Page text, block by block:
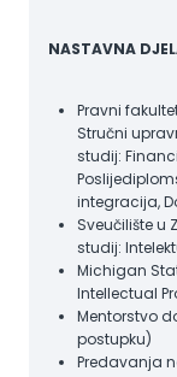
NASTAVNA
Pravni
Stručni
studij:
integracija,
Sveučilište u
studij:
Michigan
Intellectual
Mentorstvo
postupku)
Predavanja